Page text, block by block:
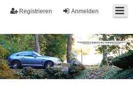
Anmelden
Registrieren